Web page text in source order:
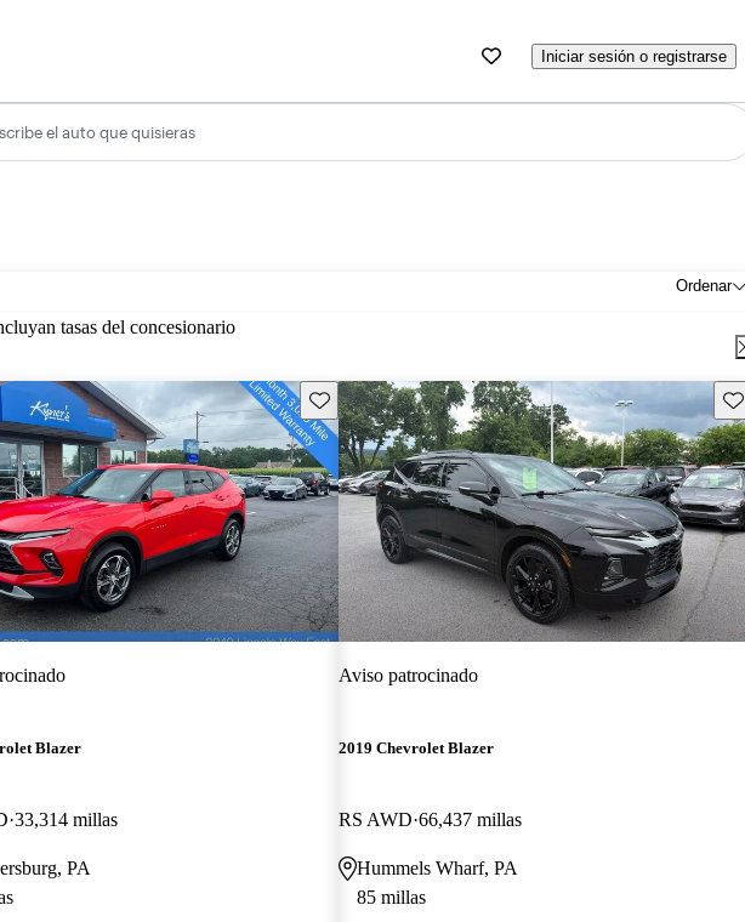
Iniciar sesión o registrarse
el auto que quisieras
Ordenar
tasas del concesionario
Guarda este Aviso
Blazer
33,314 millas
PA
Aviso patrocinado
2019 Chevrolet Blazer
RS AWD 66,437 millas
Hummels Wharf, PA
85 millas